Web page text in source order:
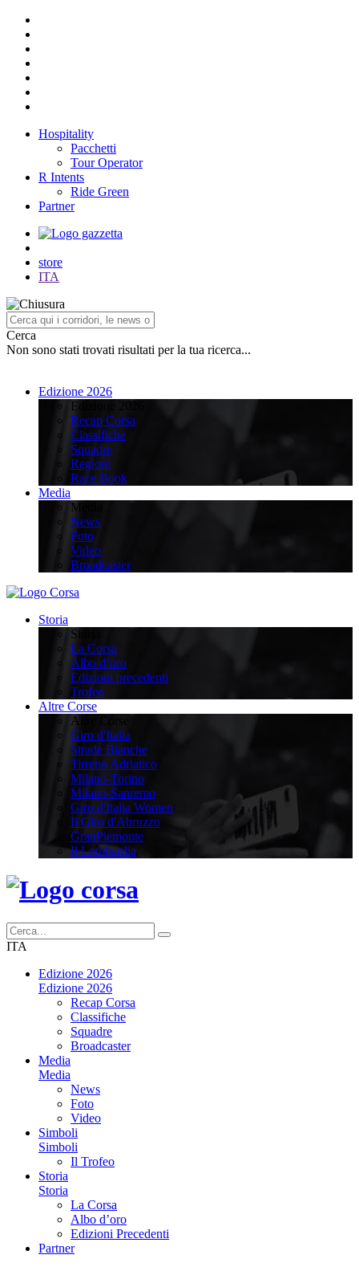
Hospitality
Pacchetti
Tour Operator
R Intents
Ride Green
Partner
store
ITA
Cerca
Non sono stati trovati risultati per la tua ricerca...
Edizione 2026
Edizione 2026
Recap Corsa
Classifiche
Squadre
Regioni
Race Book
Media
Media
News
Foto
Video
Broadcaster
Storia
Storia
La Corsa
Albo d’oro
Edizioni precedenti
Trofeo
Altre Corse
Altre Corse
Giro d'Italia
Strade Bianche
Tirreno Adriatico
Milano-Torino
Milano-Sanremo
Giro d'Italia Women
Il Giro d'Abruzzo
GranPiemonte
Il Lombardia
ITA
Edizione 2026
Edizione 2026
Recap Corsa
Classifiche
Squadre
Broadcaster
Media
Media
News
Foto
Video
Simboli
Simboli
Il Trofeo
Storia
Storia
La Corsa
Albo d’oro
Edizioni Precedenti
Partner